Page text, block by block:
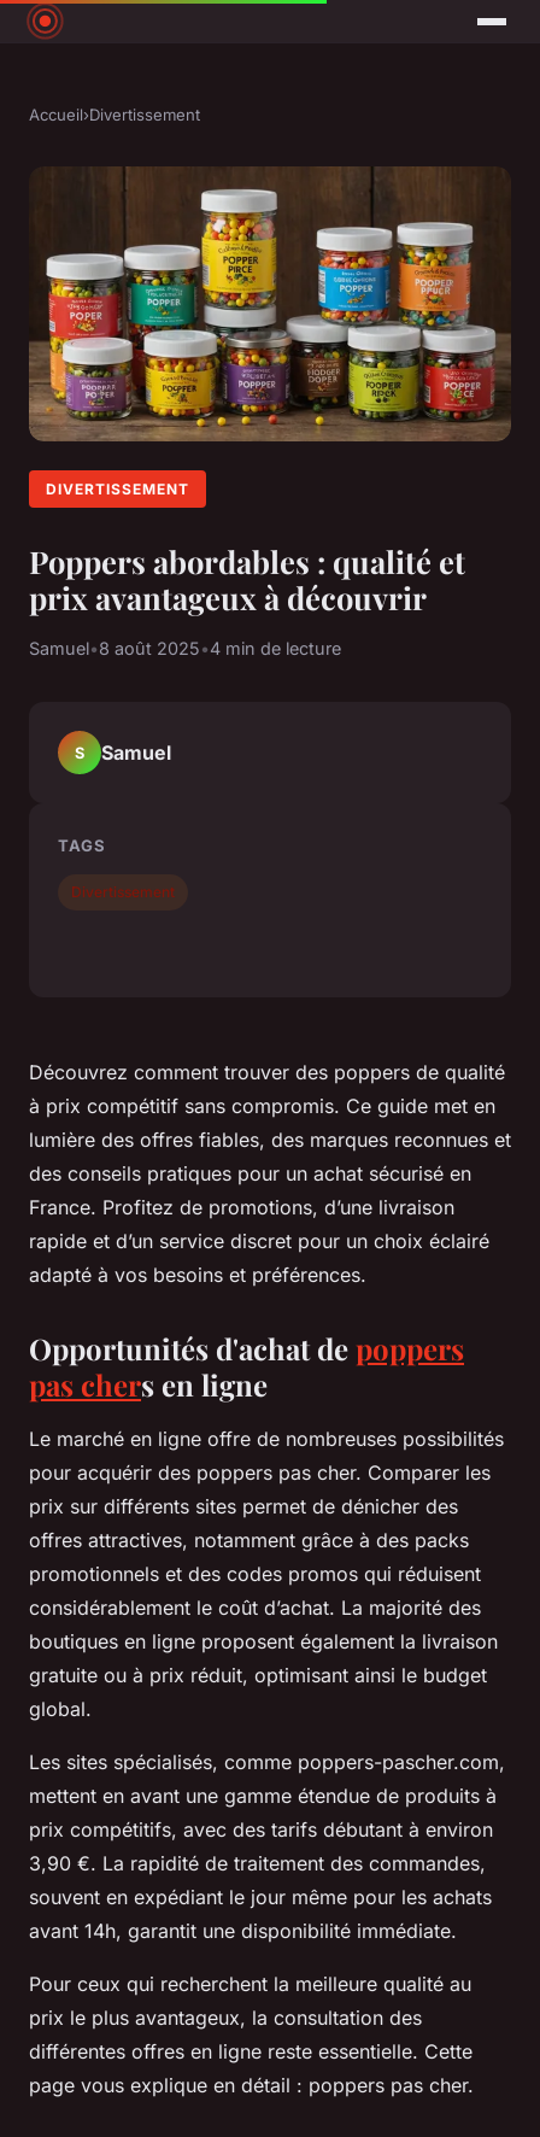
Accueil›Divertissement
DIVERTISSEMENT
Poppers abordables : qualité et
prix avantageux à découvrir
Samuel•8 août 2025•4 min de lecture
Découvrez comment trouver des poppers de qualité
à prix compétitif sans compromis. Ce guide met en
lumière des offres fiables, des marques reconnues et
des conseils pratiques pour un achat sécurisé en
France. Profitez de promotions, d’une livraison
rapide et d’un service discret pour un choix éclairé
adapté à vos besoins et préférences.
Opportunités d'achat depoppers
pas chers en ligne
Le marché en ligne offre de nombreuses possibilités
pour acquérir des poppers pas cher. Comparer les
prix sur différents sites permet de dénicher des
offres attractives, notamment grâce à des packs
promotionnels et des codes promos qui réduisent
considérablement le coût d’achat. La majorité des
boutiques en ligne proposent également la livraison
gratuite ou à prix réduit, optimisant ainsi le budget
global.
Les sites spécialisés, comme poppers-pascher.com,
mettent en avant une gamme étendue de produits à
prix compétitifs, avec des tarifs débutant à environ
3,90 €. La rapidité de traitement des commandes,
souvent en expédiant le jour même pour les achats
avant 14h, garantit une disponibilité immédiate.
Pour ceux qui recherchent la meilleure qualité au
prix le plus avantageux, la consultation des
différentes offres en ligne reste essentielle. Cette
page vous explique en détail : poppers pas cher.
S Samuel
TAGS
Divertissement